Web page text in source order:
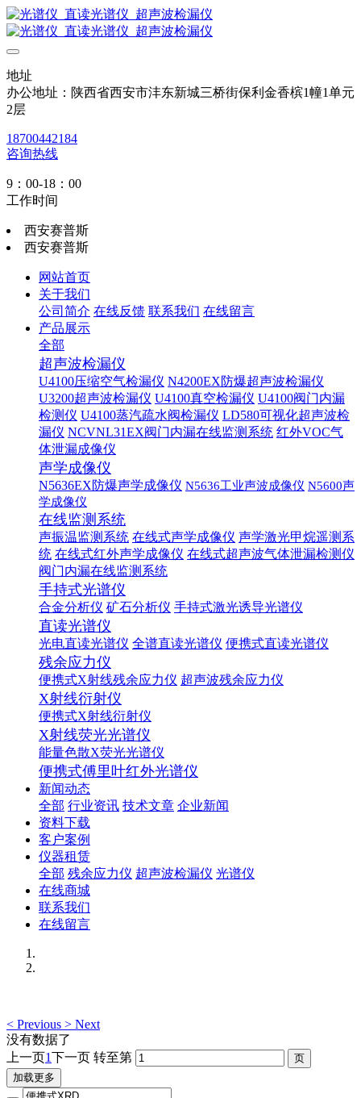
地址
办公地址：陕西省西安市沣东新城三桥街保利金香槟1幢1单元
2层
18700442184
咨询热线
9：00-18：00
工作时间
西安赛普斯
西安赛普斯
网站首页
关于我们
公司简介 在线反馈 联系我们 在线留言
产品展示
全部
超声波检漏仪
U4100压缩空气检漏仪 N4200EX防爆超声波检漏仪
U3200超声波检漏仪 U4100真空检漏仪 U4100阀门内漏
检测仪 U4100蒸汽疏水阀检漏仪 LD580可视化超声波检
漏仪 NCVNL31EX阀门内漏在线监测系统 红外VOC气
体泄漏成像仪
声学成像仪
N5636EX防爆声学成像仪 N5636工业声波成像仪 N5600声
学成像仪
在线监测系统
声振温监测系统 在线式声学成像仪 声学激光甲烷遥测系
统 在线式红外声学成像仪 在线式超声波气体泄漏检测仪
阀门内漏在线监测系统
手持式光谱仪
合金分析仪 矿石分析仪 手持式激光诱导光谱仪
直读光谱仪
光电直读光谱仪 全谱直读光谱仪 便携式直读光谱仪
残余应力仪
便携式X射线残余应力仪 超声波残余应力仪
X射线衍射仪
便携式X射线衍射仪
X射线荧光光谱仪
能量色散X荧光光谱仪
便携式傅里叶红外光谱仪
新闻动态
全部 行业资讯 技术文章 企业新闻
资料下载
客户案例
仪器租赁
全部 残余应力仪 超声波检漏仪 光谱仪
在线商城
联系我们
在线留言
< Previous > Next
没有数据了
上一页1下一页 转至第
加载更多